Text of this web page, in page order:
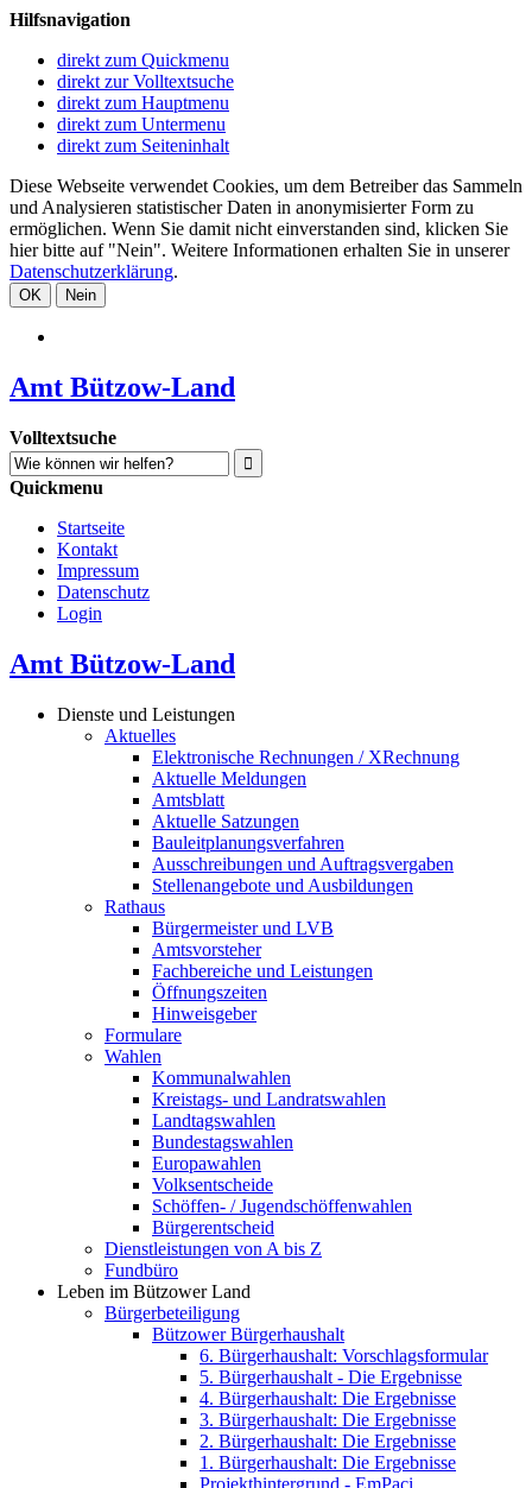
Hilfsnavigation
direkt zum Quickmenu
direkt zur Volltextsuche
direkt zum Hauptmenu
direkt zum Untermenu
direkt zum Seiteninhalt
Diese Webseite verwendet Cookies, um dem Betreiber das Sammeln
und Analysieren statistischer Daten in anonymisierter Form zu
ermöglichen. Wenn Sie damit nicht einverstanden sind, klicken Sie
hier bitte auf "Nein". Weitere Informationen erhalten Sie in unserer
Datenschutzerklärung.
OK Nein
Amt Bützow-Land
Volltextsuche
Quickmenu
Startseite
Kontakt
Impressum
Datenschutz
Login
Amt Bützow-Land
Dienste und Leistungen
Aktuelles
Elektronische Rechnungen / XRechnung
Aktuelle Meldungen
Amtsblatt
Aktuelle Satzungen
Bauleitplanungsverfahren
Ausschreibungen und Auftragsvergaben
Stellenangebote und Ausbildungen
Rathaus
Bürgermeister und LVB
Amtsvorsteher
Fachbereiche und Leistungen
Öffnungszeiten
Hinweisgeber
Formulare
Wahlen
Kommunalwahlen
Kreistags- und Landratswahlen
Landtagswahlen
Bundestagswahlen
Europawahlen
Volksentscheide
Schöffen- / Jugendschöffenwahlen
Bürgerentscheid
Dienstleistungen von A bis Z
Fundbüro
Leben im Bützower Land
Bürgerbeteiligung
Bützower Bürgerhaushalt
6. Bürgerhaushalt: Vorschlagsformular
5. Bürgerhaushalt - Die Ergebnisse
4. Bürgerhaushalt: Die Ergebnisse
3. Bürgerhaushalt: Die Ergebnisse
2. Bürgerhaushalt: Die Ergebnisse
1. Bürgerhaushalt: Die Ergebnisse
Projekthintergrund - EmPaci